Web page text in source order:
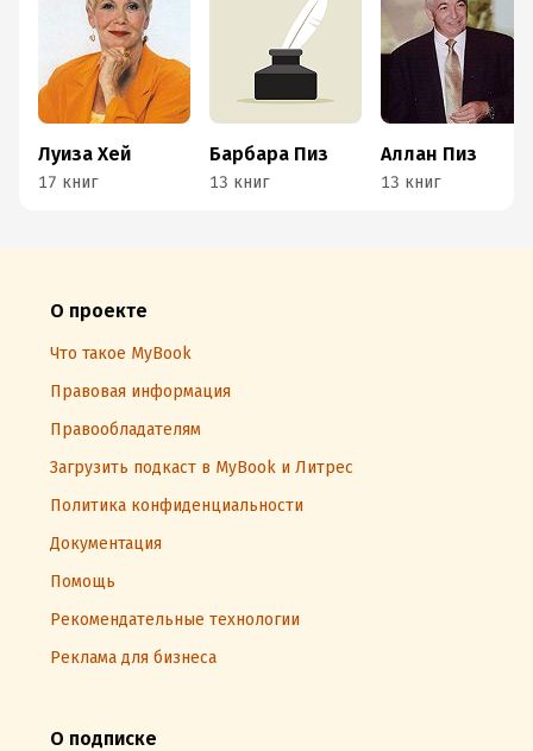
Луиза Хей
17 книг
Барбара Пиз
13 книг
Аллан Пиз
13 книг
О проекте
Что такое MyBook
Правовая информация
Правообладателям
Загрузить подкаст в MyBook и Литрес
Политика конфиденциальности
Документация
Помощь
Рекомендательные технологии
Реклама для бизнеса
О подписке